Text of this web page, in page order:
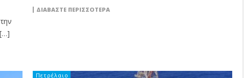
ΔΙΑΒΆΣΤΕ ΠΕΡΙΣΣΌΤΕΡΑ
Πετρέλαιο